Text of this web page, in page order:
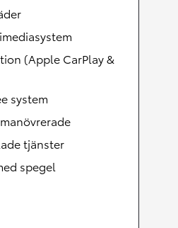
(Apple CarPlay &
system
tjänster
spegel